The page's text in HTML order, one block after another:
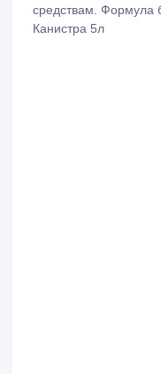
средствам. Формула
Канистра 5л